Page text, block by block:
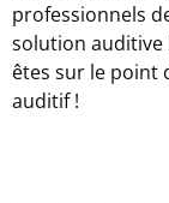
professionnels
solution auditive
êtes sur le point
auditif !